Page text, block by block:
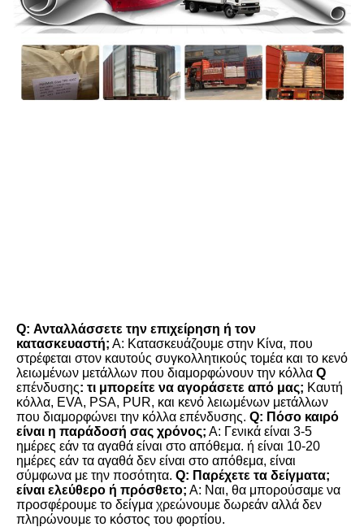
Q: Ανταλλάσσετε την επιχείρηση ή τον
κατασκευαστή; Α: Κατασκευάζουμε στην Κίνα, που
στρέφεται στον καυτούς συγκολλητικούς τομέα και το κενό
λειωμένων μετάλλων που διαμορφώνουν την κόλλα Q
επένδυσης: τι μπορείτε να αγοράσετε από μας; Καυτή
κόλλα, EVA, PSA, PUR, και κενό λειωμένων μετάλλων
που διαμορφώνει την κόλλα επένδυσης. Q: Πόσο καιρό
είναι η παράδοσή σας χρόνος; Α: Γενικά είναι 3-5
ημέρες εάν τα αγαθά είναι στο απόθεμα. ή είναι 10-20
ημέρες εάν τα αγαθά δεν είναι στο απόθεμα, είναι
σύμφωνα με την ποσότητα. Q: Παρέχετε τα δείγματα;
είναι ελεύθερο ή πρόσθετο; Α: Ναι, θα μπορούσαμε να
προσφέρουμε το δείγμα χρεώνουμε δωρεάν αλλά δεν
πληρώνουμε το κόστος του φορτίου.